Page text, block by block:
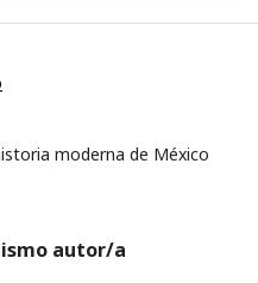
moderna de México
autor/a